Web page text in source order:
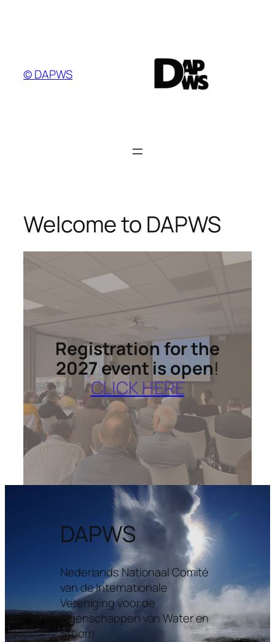
© DAPWS
Welcome to DAPWS
Registration for the
2027 event is open!
CLICK HERE
DAPWS
Nederlands Nationaal Comité
van de Internationale
Vereniging voor de
Eigenschappen van Water en
Stoom